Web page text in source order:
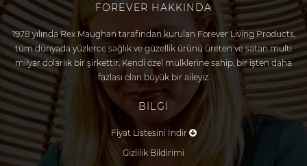
FOREVER HAKKINDA
1978 yılında Rex Maughan tarafından kurulan Forever Living Products,
tüm dünyada yüzlerce sağlık ve güzellik ürünü üreten ve satan multi
milyar dolarlık bir şirkettir. Kendi özel mülklerine sahip, bir işten daha
fazlası olan büyük bir aileyız.
BİLGİ
Fiyat Listesini İndir
Gizlilik Bildirimi